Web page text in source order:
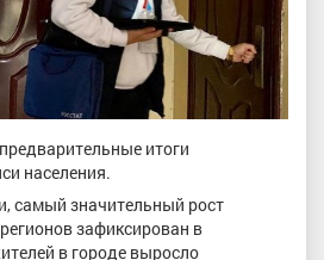
итоги
населения.
самый значительный рост
зафиксирован в
в городе выросло